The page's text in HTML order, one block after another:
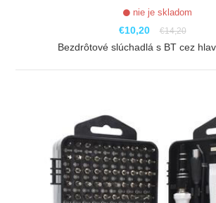
nie je skladom
€10,20 €14,20
Bezdrôtové slúchadlá s BT cez